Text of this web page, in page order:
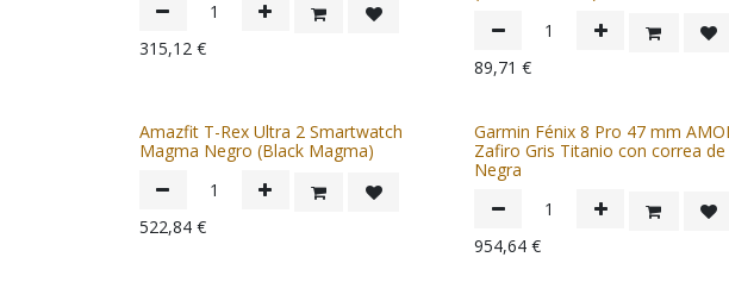
315,12 €
89,71 €
Amazfit T-Rex Ultra 2 Smartwatch
Magma Negro (Black Magma)
522,84 €
Garmin Fénix 8 Pro 47 mm
Zafiro Gris Titanio con correa de
Negra
954,64 €